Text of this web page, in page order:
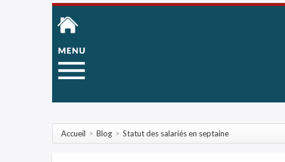
Accueil > Blog > Statut des salariés en septaine